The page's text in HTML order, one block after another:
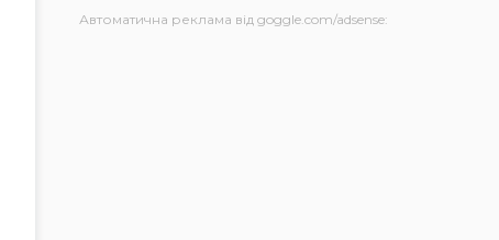
Автоматична реклама від goggle.com/adsense: